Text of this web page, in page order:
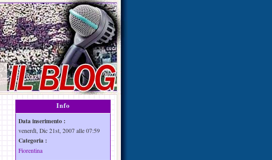
Info
Data inserimento :
venerdì, Dic 21st, 2007 alle 07:59
Categoria :
Fiorentina